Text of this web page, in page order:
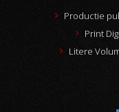
Productie
Print
Litere